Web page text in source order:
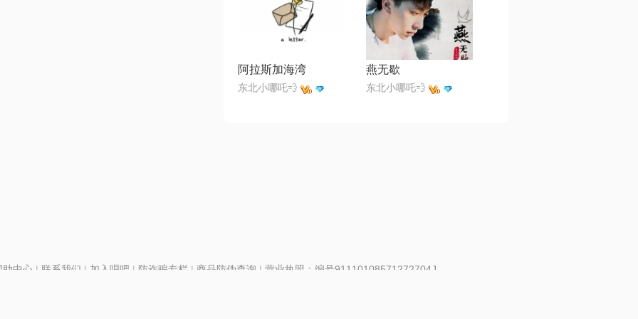
阿拉斯加海湾
东北小哪吒💨
燕无歇
东北小哪吒💨
助中心 | 联系我们 | 加入唱吧 | 防诈骗专栏 | 商品防伪查询 | 营业执照：编号91110108571272704J